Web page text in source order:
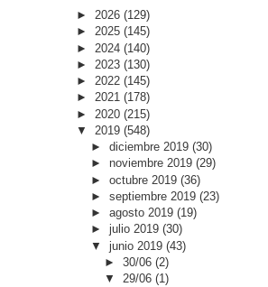
► 2026 (129)
► 2025 (145)
► 2024 (140)
► 2023 (130)
► 2022 (145)
► 2021 (178)
► 2020 (215)
▼ 2019 (548)
► diciembre 2019 (30)
► noviembre 2019 (29)
► octubre 2019 (36)
► septiembre 2019 (23)
► agosto 2019 (19)
► julio 2019 (30)
▼ junio 2019 (43)
►30/06(2)
▼29/06(1)